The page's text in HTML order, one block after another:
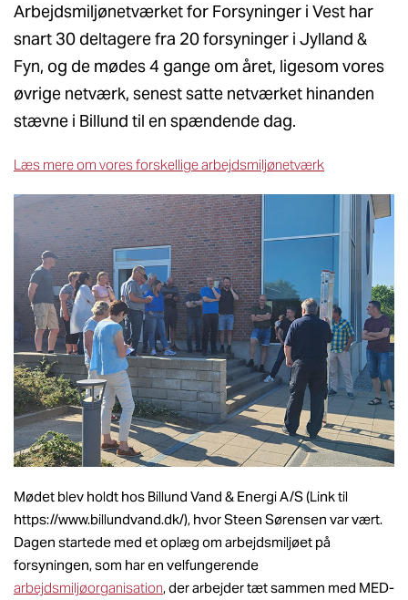
Arbejdsmiljønetværket for Forsyninger i Vest har
snart 30 deltagere fra 20 forsyninger i Jylland &
Fyn, og de mødes 4 gange om året, ligesom vores
øvrige netværk, senest satte netværket hinanden
stævne i Billund til en spændende dag.
Læs mere om vores forskellige arbejdsmiljønetværk
Mødet blev holdt hos Billund Vand & Energi A/S (Link til
https://www.billundvand.dk/), hvor Steen Sørensen var vært.
Dagen startede med et oplæg om arbejdsmiljøet på
forsyningen, som har en velfungerende
arbejdsmiljøorganisation, der arbejder tæt sammen med MED-